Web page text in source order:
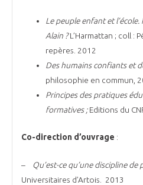
Le peuple enfant et
Alain ?L’Harmattan ; coll :
repères. 2012
Des humains confiants et
philosophie en commun,
Principes des pratiques
formatives ;Editions du
Co-direction d’ouvrage :
– Qu’est-ce qu’une discipline de
Universitaires d’Artois. 2013